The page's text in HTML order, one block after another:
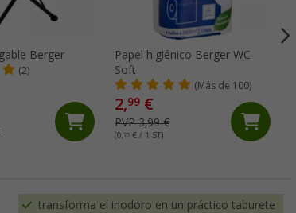
Berger
(2)
Papel higiénico Berger WC
Soft
(Más de 100)
2,99 €
PVP 3,99 €
(0,75 € / 1 ST)
transforma el inodoro en un práctico taburete